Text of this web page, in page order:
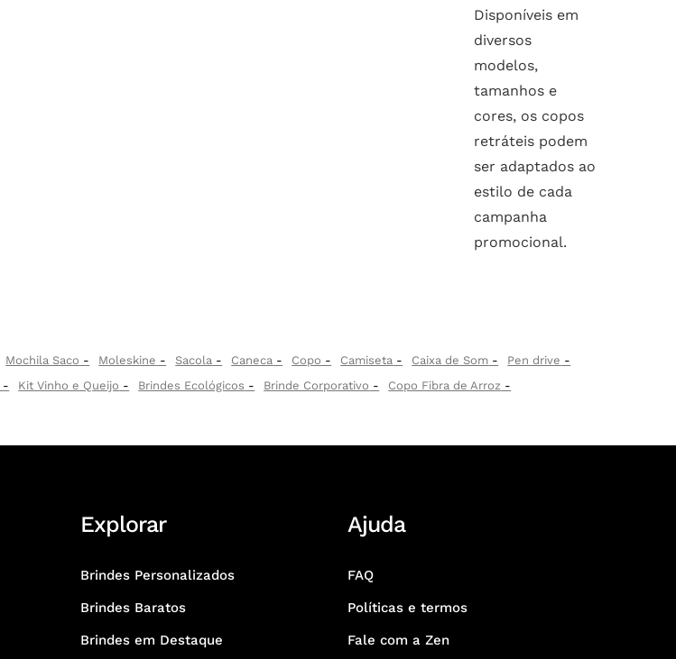
Disponíveis em
diversos
modelos,
tamanhos e
cores, os copos
retráteis podem
ser adaptados ao
estilo de cada
campanha
promocional.
Mochila Saco Moleskine Sacola Caneca Copo Camiseta Caixa de Som
Pen drive
Kit Vinho e Queijo Brindes Ecológicos Brinde Corporativo
Copo Fibra de Arroz
Explorar
Brindes Personalizados
Brindes Baratos
Brindes em Destaque
Ajuda
FAQ
Políticas e termos
Fale com a Zen